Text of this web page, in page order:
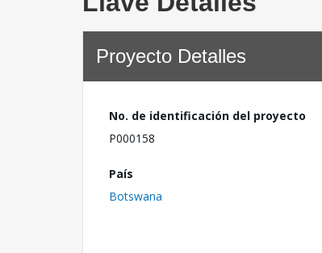
Proyecto Detalles
No. de identificación del proyecto
P000158
País
Botswana